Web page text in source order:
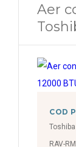
Aer
COD
RAV-